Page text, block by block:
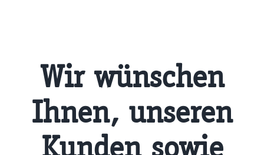
Wir wünschen
Ihnen, unseren